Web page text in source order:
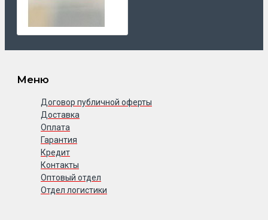
Меню
Договор публичной оферты
Доставка
Оплата
Гарантия
Кредит
Контакты
Оптовый отдел
Отдел логистики